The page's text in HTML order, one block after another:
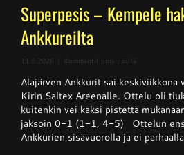
Superpesis – Kempele
Ankkureilta
11.6.2026 Kommentit pois päältä
–
Kempele
haki
niukan
voiton
Ankkureilta
Alajärven Ankkurit sai keskiviikkona
Kirin Saltex Areenalle. Ottelu oli
kuitenkin vei kaksi pistettä
jaksoin 0-1 (1-1, 4-5) Ottelun
Ankkurien sisävuorolla ja ei